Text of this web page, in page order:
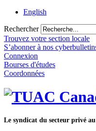
English
Rechercher
Trouvez votre section locale
S’abonner à nos
Connexion
Bourses d'études
Coordonnées
Le syndicat du secteur privé